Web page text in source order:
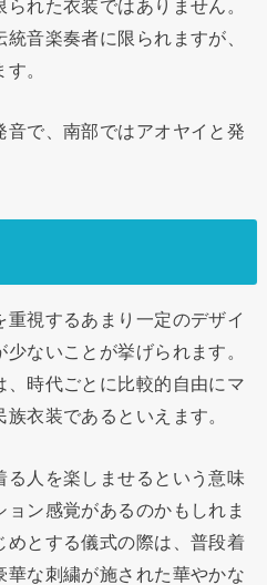
れた衣装ではありません。
音楽奏者に限られますが、
。
音で、南部ではアオヤイと発
視するあまり一定のデザイ
ないことが挙げられます。
、時代ごとに比較的自由にマ
衣装であるといえます。
人を楽しませるという意味
ン感覚があるのかもしれま
めとする儀式の際は、普段着
な刺繍が施された華やかな